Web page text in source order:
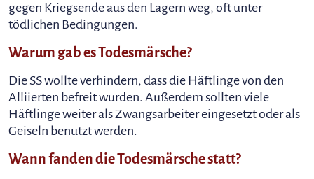
gegen Kriegsende aus den Lagern weg, oft unter
tödlichen Bedingungen.
Warum gab es Todesmärsche?
Die SS wollte verhindern, dass die Häftlinge von den
Alliierten befreit wurden. Außerdem sollten viele
Häftlinge weiter als Zwangsarbeiter eingesetzt oder als
Geiseln benutzt werden.
Wann fanden die Todesmärsche statt?